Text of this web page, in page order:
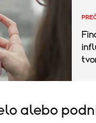
alebo